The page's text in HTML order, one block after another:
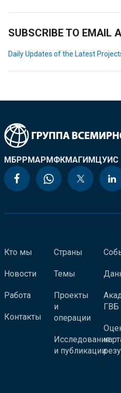
SUBSCRIBE TO EMAIL
Daily Updates of the Latest
МБРРМАРМФКМАГИМЦУИС
Кто мы
Новости
Работа
Контакты
Страны
Темы
Проекты
и
операции
Исследования
и публикации
ГВБ